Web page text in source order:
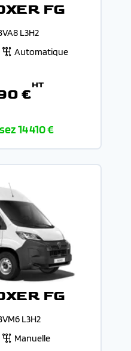
FG
L3H2
Automatique
€
HT
14 410 €
FG
L3H2
Manuelle